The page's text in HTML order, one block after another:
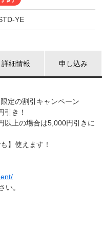
YE
詳細情報 申し込み
定の割引キャンペーン
引き！
以上の場合は5,000円引きに
】使えます！
い。